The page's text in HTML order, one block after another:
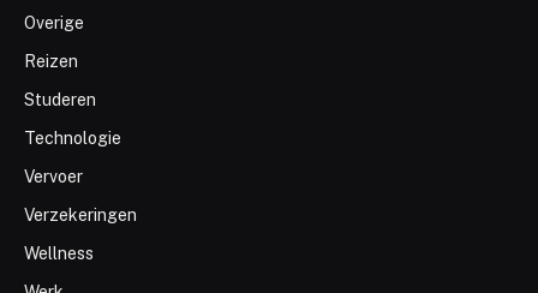
Overige
Reizen
Studeren
Technologie
Vervoer
Verzekeringen
Wellness